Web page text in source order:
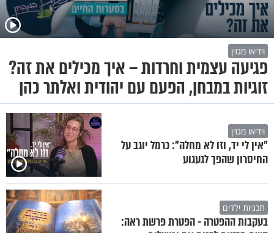
וידיאו מגזין
פגיעה עצמית וחרדות – איך מכילים את זה?
זוגיות במבחן, הפעם עם יהודית ואלתר כהן
וידיאו מגזין
"אין לי יד, וזו לא מחלה": כרמל יוגב על
החיסרון שהפך לגעגוע
תכניות ילדים
בעקבות ההפטרה - הפטרת פרשת ראה: